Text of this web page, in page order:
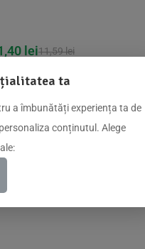
proteic de ovaz cu
bio, 40g, Lifebar
11,59lei
lei
ta
a îmbunătăți experiența ta de
conținutul. Alege